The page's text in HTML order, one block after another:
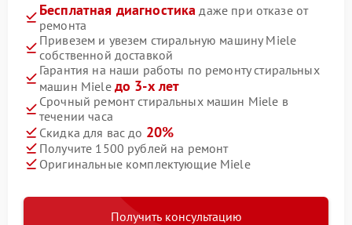
Бесплатная диагностика даже при отказе от
ремонта
Привезем и увезем стиральную машину Miele
собственной доставкой
Гарантия на наши работы по ремонту стиральных
машин Miele до 3-х лет
Срочный ремонт стиральных машин Miele в
течении часа
Скидка для вас до 20%
Получите 1500 рублей на ремонт
Оригинальные комплектующие Miele
Получить консультацию